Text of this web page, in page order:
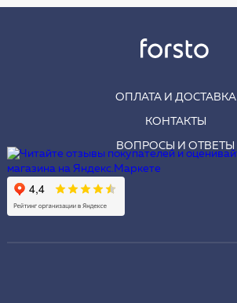
ОПЛАТА И ДОСТАВКА
КОНТАКТЫ
ВОПРОСЫ И ОТВЕТЫ